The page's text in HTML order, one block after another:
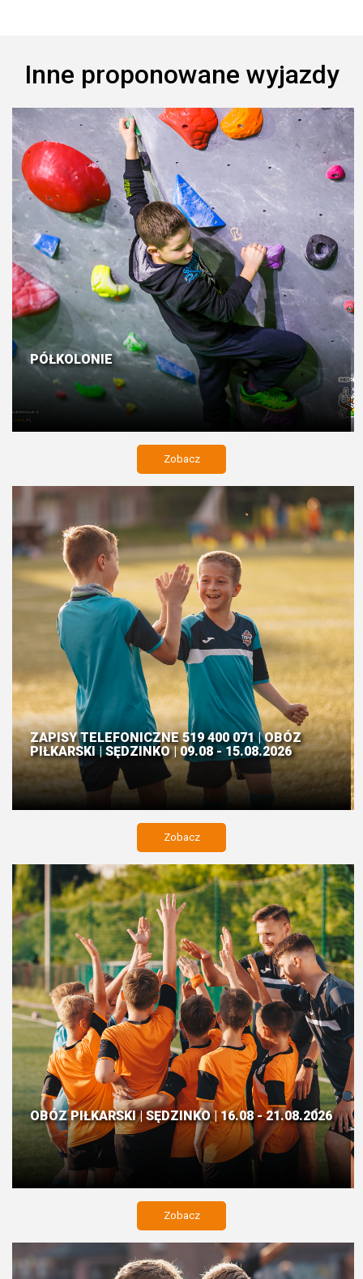
Inne proponowane wyjazdy
PÓŁKOLONIE
Zobacz
ZAPISY TELEFONICZNE 519 400 071 | OBÓZ
PIŁKARSKI | SĘDZINKO | 09.08 - 15.08.2026
Zobacz
OBÓZ PIŁKARSKI | SĘDZINKO | 16.08 - 21.08.2026
Zobacz